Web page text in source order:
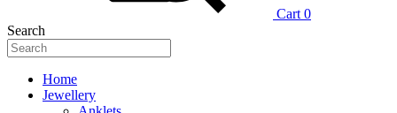
Cart 0
Search
Home
Jewellery